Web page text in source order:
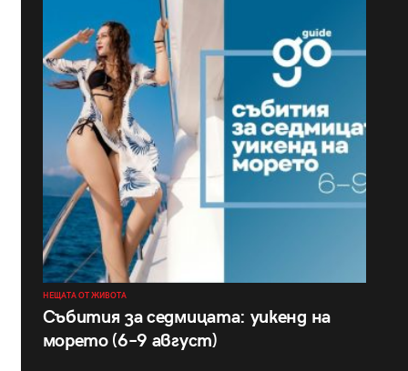
НЕЩАТА ОТ ЖИВОТА
Събития за седмицата: уикенд на
морето (6–9 август)